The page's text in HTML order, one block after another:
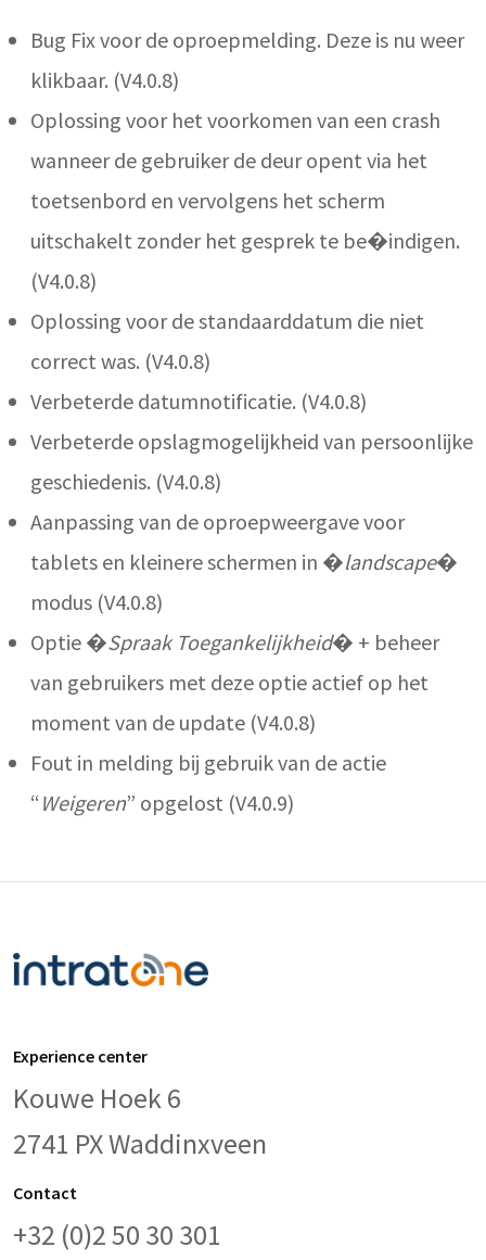
Bug Fix voor de oproepmelding. Deze is nu weer
klikbaar. (V4.0.8)
Oplossing voor het voorkomen van een crash
wanneer de gebruiker de deur opent via het
toetsenbord en vervolgens het scherm
uitschakelt zonder het gesprek te be�indigen.
(V4.0.8)
Oplossing voor de standaarddatum die niet
correct was. (V4.0.8)
Verbeterde datumnotificatie. (V4.0.8)
Verbeterde opslagmogelijkheid van persoonlijke
geschiedenis. (V4.0.8)
Aanpassing van de oproepweergave voor
tablets en kleinere schermen in �landscape�
modus (V4.0.8)
Optie �Spraak Toegankelijkheid� + beheer
van gebruikers met deze optie actief op het
moment van de update (V4.0.8)
Fout in melding bij gebruik van de actie
“Weigeren” opgelost (V4.0.9)
Experience center
Kouwe Hoek 6
2741 PX Waddinxveen
Contact
+32 (0)2 50 30 301